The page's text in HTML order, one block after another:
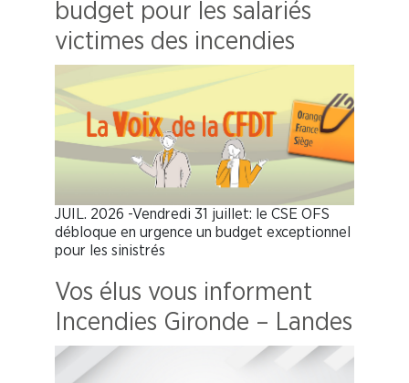
budget pour les salariés
victimes des incendies
JUIL. 2026 -Vendredi 31 juillet: le CSE OFS
débloque en urgence un budget exceptionnel
pour les sinistrés
Vos élus vous informent
Incendies Gironde – Landes